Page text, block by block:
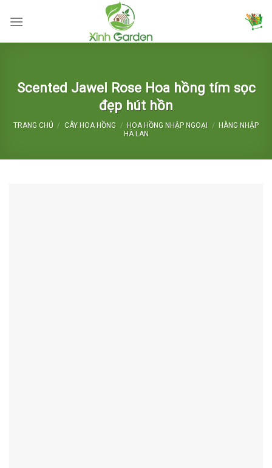
Scented Jawel Rose Hoa hồng tím sọc
đẹp hút hồn
TRANG CHỦ / CÂY HOA HỒNG / HOA HỒNG NHẬP NGOẠI / HÀNG NHẬP
HÀ LAN